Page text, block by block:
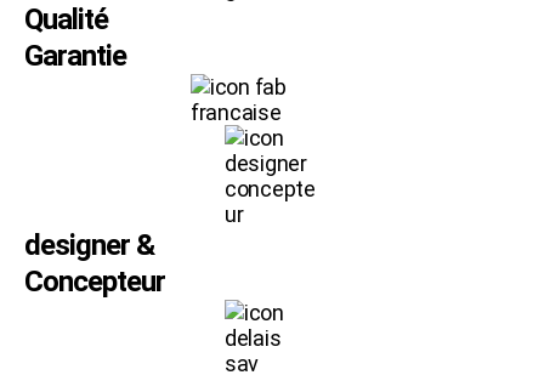
Qualité
Garantie
designer &
Concepteur